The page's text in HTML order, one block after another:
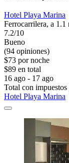
Hotel Playa Marina
Ferrocarrilera, a 1.1
7.2/10
Bueno
(94 opiniones)
$73 por noche
$89 en total
16 ago - 17 ago
Total con impuestos
Hotel Playa Marina